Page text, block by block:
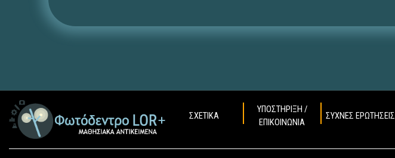
ΣΧΕΤΙΚΑ
ΥΠΟΣΤΗΡΙΞΗ /
ΕΠΙΚΟΙΝΩΝΙΑ
ΣΥΧΝΕΣ ΕΡΩΤΗΣΕΙΣ